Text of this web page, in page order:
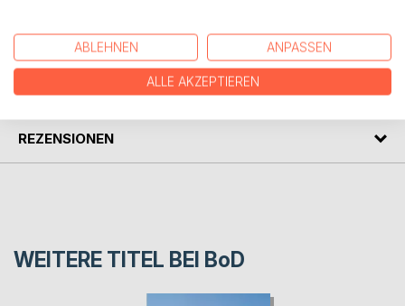
AUTOR/IN
REZENSIONEN
WEITERE TITEL BEI BoD
ABLEHNEN ANPASSEN
ALLE AKZEPTIEREN